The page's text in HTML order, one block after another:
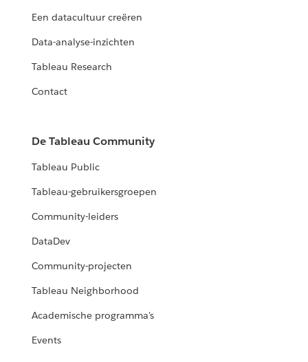
Een datacultuur creëren
Data-analyse-inzichten
Tableau Research
Contact
De Tableau Community
Tableau Public
Tableau-gebruikersgroepen
Community-leiders
DataDev
Community-projecten
Tableau Neighborhood
Academische programma's
Events